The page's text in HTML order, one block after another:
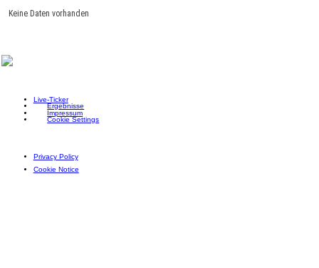
Keine Daten vorhanden
Live-Ticker
Ergebnisse
Impressum
Cookie Settings
Privacy Policy
Cookie Notice